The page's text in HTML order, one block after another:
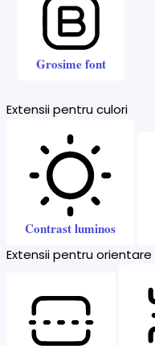
Grosime font
Extensii pentru culori
Contrast luminos
Extensii pentru orientare